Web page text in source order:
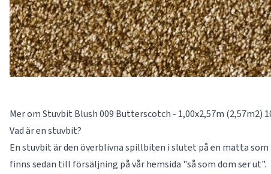
Mer om Stuvbit Blush 009 Butterscotch - 1,00x2,57m (2,57m2)
Vad är en stuvbit?
En stuvbit är den överblivna spillbiten i slutet på en matta
finns sedan till försäljning på vår hemsida "så som dom ser ut".